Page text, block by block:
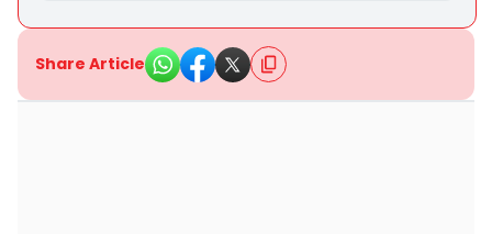
Share Article